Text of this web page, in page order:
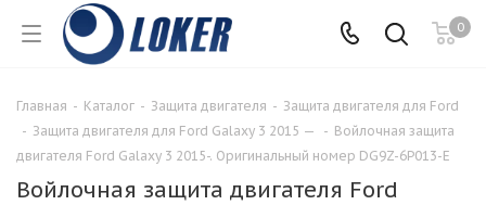
0
Главная - Каталог - Защита двигателя - Защита двигателя для Ford
- Защита двигателя для Ford Galaxy 3 2015 — - Войлочная защита
двигателя Ford Galaxy 3 2015-. Оригинальный номер DG9Z-6P013-E
Войлочная защита двигателя Ford